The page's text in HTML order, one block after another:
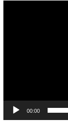
00:00